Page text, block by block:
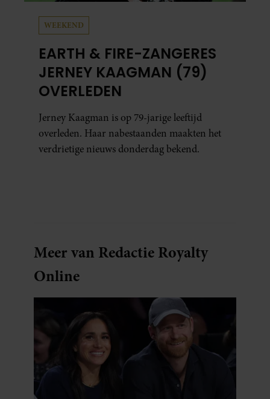
WEEKEND
EARTH & FIRE-ZANGERES
JERNEY KAAGMAN (79)
OVERLEDEN
Jerney Kaagman is op 79-jarige leeftijd
overleden. Haar nabestaanden maakten het
verdrietige nieuws donderdag bekend.
Meer van Redactie Royalty
Online